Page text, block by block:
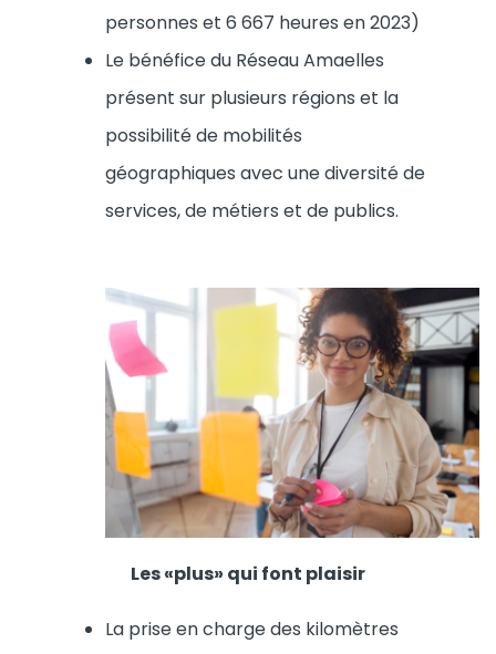
personnes et 6 667 heures en 2023)
Le bénéfice du Réseau Amaelles
présent sur plusieurs régions et la
possibilité de mobilités
géographiques avec une diversité de
services, de métiers et de publics.
Les «plus» qui font plaisir
La prise en charge des kilomètres